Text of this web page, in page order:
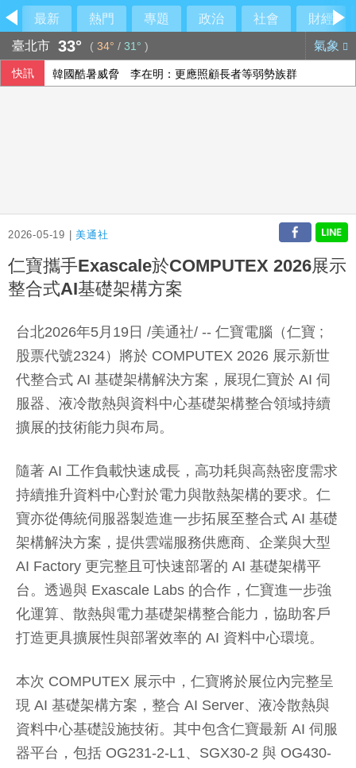
最新 熱門 專題 政治 社會
財經
臺北市 33° ( 34° / 31° ) 氣象
快訊 韓國酷暑威脅 李在明：更應照顧長者等弱勢族群
2026-05-19 |美通社
仁寶攜手Exascale於COMPUTEX 2026展示
整合式AI基礎架構方案
台北2026年5月19日 /美通社/ -- 仁寶電腦（仁寶 ;
股票代號2324）將於 COMPUTEX 2026 展示新世
代整合式 AI 基礎架構解決方案，展現仁寶於 AI 伺
服器、液冷散熱與資料中心基礎架構整合領域持續
擴展的技術能力與布局。
隨著 AI 工作負載快速成長，高功耗與高熱密度需求
持續推升資料中心對於電力與散熱架構的要求。仁
寶亦從傳統伺服器製造進一步拓展至整合式 AI 基礎
架構解決方案，提供雲端服務供應商、企業與大型
AI Factory 更完整且可快速部署的 AI 基礎架構平
台。透過與 Exascale Labs 的合作，仁寶進一步強
化運算、散熱與電力基礎架構整合能力，協助客戶
打造更具擴展性與部署效率的 AI 資料中心環境。
本次 COMPUTEX 展示中，仁寶將於展位內完整呈
現 AI 基礎架構方案，整合 AI Server、液冷散熱與
資料中心基礎設施技術。其中包含仁寶最新 AI 伺服
器平台，包括 OG231-2-L1、SGX30-2 與 OG430-